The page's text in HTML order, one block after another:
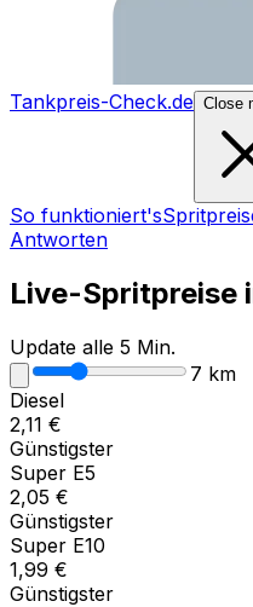
Tankpreis-Check.de Close
So funktioniert's
Antworten
Live-Spritpreise
Update alle 5 Min.
7 km
Diesel
2,11 €
Günstigster
Super E5
2,05 €
Günstigster
Super E10
1,99 €
Günstigster